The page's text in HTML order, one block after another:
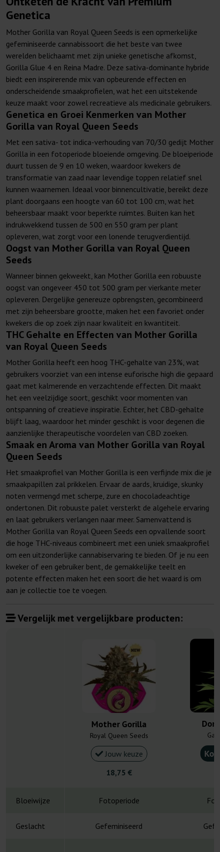
Genetica
Mother Gorilla van Royal Queen Seeds is een opmerkelijke
gefeminiseerde cannabissoort die het beste van twee
werelden belichaamt met zijn unieke genetische afkomst,
Gorilla Glue 4 en Reina Madre. Deze sativa-dominante hybride
biedt een inspirerende mix van opbeurende effecten en
onderscheidende smaakprofielen, wat het een uitstekende
keuze maakt voor zowel recreatieve als medicinale gebruikers.
Genetica en Groei Kenmerken van Mother
Gorilla van Royal Queen Seeds
Met een sativa- tot indica-verhouding van 70/30 gedijt Mother
Gorilla in een fotoperiode bloeiende omgeving. De bloeiperiode
duurt tussen de 9 en 10 weken, waardoor kwekers de
transformatie van zaad naar levendige toppen relatief snel
kunnen waarnemen. Ideaal voor binnencultivatie, bereikt deze
plant doorgaans een hoogte van 60 tot 100 cm, wat het
beheersbaar maakt voor beperkte ruimtes. Buiten kan het
indrukwekkend tussen de 500 en 550 gram per plant
opleveren, wat zorgt voor een lonende terugverdientijd.
Oogst van Mother Gorilla van Royal Queen
Seeds
Wanneer binnen gekweekt, kan Mother Gorilla een robuuste
oogst van ongeveer 450 tot 500 gram per vierkante meter
opleveren. Dergelijke genereuze opbrengsten, gecombineerd
met zijn beheersbare grootte, maken het een favoriet onder
kwekers die op zoek zijn naar kwaliteit en kwantiteit.
THC Gehalte en Effecten van Mother Gorilla
van Royal Queen Seeds
Mother Gorilla heeft een hoog THC-gehalte van 23%, wat
gebruikers voorziet van een intense euforische high die gepaard
gaat met kalmerende en verzachtende effecten. Dit maakt
het een veelzijdige soort, geschikt voor momenten van
ontspanning of creatieve inspiratie. Echter, het CBD-gehalte
blijft laag, waardoor het minder geschikt is voor degenen die
aanzienlijke therapeutische voordelen van CBD zoeken.
Smaak en Aroma van Mother Gorilla van Royal
Queen Seeds
Het smaakprofiel van Mother Gorilla is een verfijnde mix die je
smaakpapillen zal prikkelen. Ervaar de aards, kruidige, skunky
noten vermengd met scherpe, zure en chocoladeachtige
ondertonen. Dit robuuste palet versterkt de algehele ervaring
en laat gebruikers verlangen naar meer. Samenvattend is
Mother Gorilla van Royal Queen Seeds een opvallende soort
die hoge THC-niveaus combineert met een uniek smaakprofiel
om een uitzonderlijke cannabiservaring te bieden. Of je nu een
kweker of een gebruiker bent, de gemakkelijke teelt en
potente effecten maken het een soort die het waard is om
aan je collectie toe te voegen.
Vergelijk met vergelijkbare producten:
Mother Gorilla
Royal Queen Seeds
Jouw keuze
18,75 €
Bloeiwijze Fotoperiode
Geslacht Gefeminiseerd